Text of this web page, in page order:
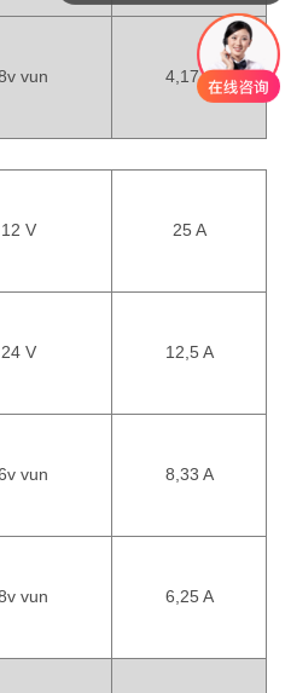
vun 4,17 A
12 V 25 A
24 V 12,5 A
vun 8,33 A
vun 6,25 A